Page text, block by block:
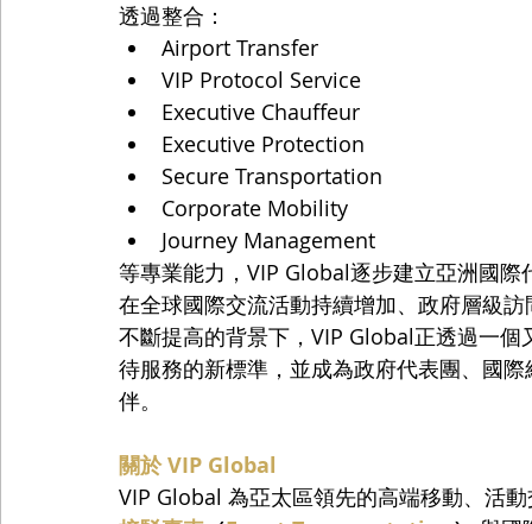
透過整合：
Airport Transfer
VIP Protocol Service
Executive Chauffeur
Executive Protection
Secure Transportation
Corporate Mobility
Journey Management
等專業能力，VIP Global逐步建立亞洲國
在全球國際交流活動持續增加、政府層級
不斷提高的背景下，VIP Global正透過一
待服務的新標準，並成為政府代表團、國
伴。
關於 VIP Global
VIP Global 為亞太區領先的高端移動、活